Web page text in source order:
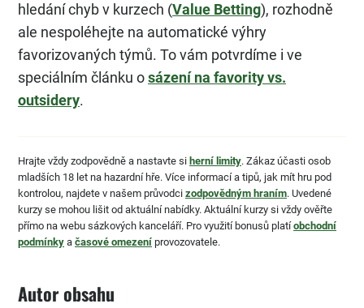
hledání chyb v kurzech (Value Betting), rozhodně
ale nespoléhejte na automatické výhry
favorizovaných týmů. To vám potvrdíme i ve
speciálním článku osázení na favority vs.
outsidery.
Hrajte vždy zodpovědně a nastavte si herní limity. Zákaz účasti osob
mladších 18 let na hazardní hře. Více informací a tipů, jak mít hru pod
kontrolou, najdete v našem průvodci zodpovědným hraním. Uvedené
kurzy se mohou lišit od aktuální nabídky. Aktuální kurzy si vždy ověřte
přímo na webu sázkových kanceláří. Pro využití bonusů platíobchodní
podmínky a časové omezení provozovatele.
Autor obsahu